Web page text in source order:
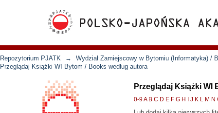
Repozytorium PJATK →
Wydział Zamiejscowy w Bytomiu (Informatyka) /
Przeglądaj Książki WI Bytom / Books według autora
Przeglądaj Książki WI
0-9A B C D E F G H J K L M N